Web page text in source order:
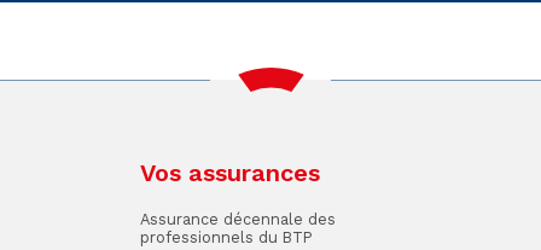
Vos assurances
Assurance décennale des
professionnels du BTP